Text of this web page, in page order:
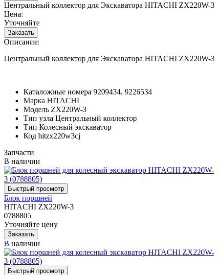
Центральный коллектор для Экскаватора HITACHI ZX220W-3
Цена:
Уточняйте
Описание:
Центральный коллектор для Экскаватора HITACHI ZX220W-3
Каталожные номера 9209434, 9226534
Марка HITACHI
Модель ZX220W-3
Тип узла Центральный коллектор
Тип Колесный экскаватор
Код hitzx220w3cj
Запчасти
В наличии
Блок поршней
HITACHI ZX220W-3
0788805
Уточняйте цену
В наличии